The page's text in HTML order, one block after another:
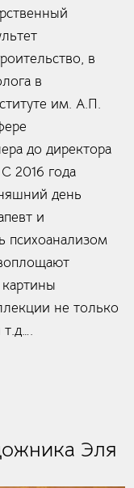
в
в
им. А.П.
до директора
2016 года
день
и
психоанализом
не только
Эля